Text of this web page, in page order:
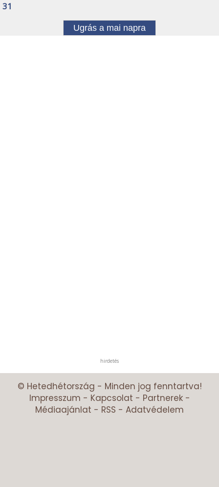
31
Ugrás a mai napra
hirdetés
© Hetedhétország - Minden jog fenntartva!
Impresszum - Kapcsolat - Partnerek-
Médiaajánlat - RSS - Adatvédelem